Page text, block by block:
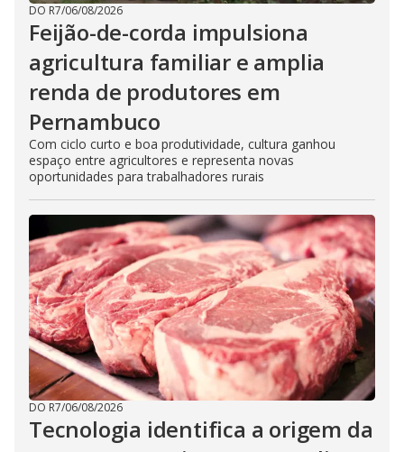
DO R7/06/08/2026
Feijão-de-corda impulsiona
agricultura familiar e amplia
renda de produtores em
Pernambuco
Com ciclo curto e boa produtividade, cultura ganhou
espaço entre agricultores e representa novas
oportunidades para trabalhadores rurais
DO R7/06/08/2026
Tecnologia identifica a origem da